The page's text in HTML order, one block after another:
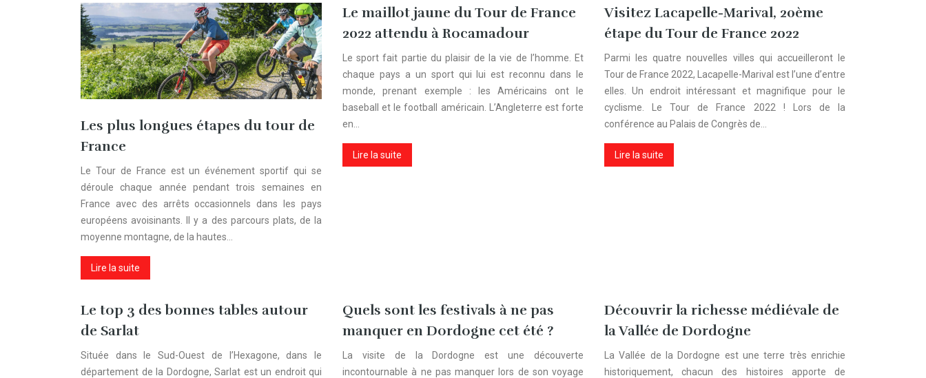
Les plus longues étapes du tour de
France
Le Tour de France est un événement sportif qui se
déroule chaque année pendant trois semaines en
France avec des arrêts occasionnels dans les pays
européens avoisinants. Il y a des parcours plats, de la
moyenne montagne, de la hautes…
Lire la suite
Le maillot jaune du Tour de France
2022 attendu à Rocamadour
Le sport fait partie du plaisir de la vie de l’homme. Et
chaque pays a un sport qui lui est reconnu dans le
monde, prenant exemple : les Américains ont le
baseball et le football américain. L’Angleterre est forte
en…
Lire la suite
Visitez Lacapelle-Marival, 20ème
étape du Tour de France 2022
Parmi les quatre nouvelles villes qui accueilleront le
Tour de France 2022, Lacapelle-Marival est l’une d’entre
elles. Un endroit intéressant et magnifique pour le
cyclisme. Le Tour de France 2022 ! Lors de la
conférence au Palais de Congrès de…
Lire la suite
Le top 3 des bonnes tables autour
de Sarlat
Située dans le Sud-Ouest de l’Hexagone, dans le
département de la Dordogne, Sarlat est un endroit qui
Quels sont les festivals à ne pas
manquer en Dordogne cet été ?
La visite de la Dordogne est une découverte
incontournable à ne pas manquer lors de son voyage
Découvrir la richesse médiévale de
la Vallée de Dordogne
La Vallée de la Dordogne est une terre très enrichie
historiquement, chacun des histoires apporte de